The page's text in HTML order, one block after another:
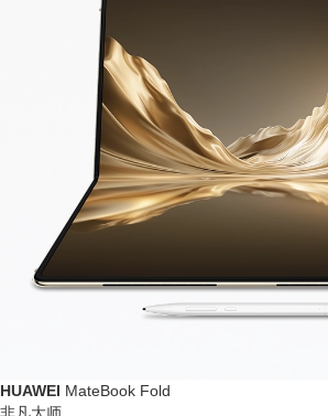
HUAWEI MateBook Fold
非凡大师